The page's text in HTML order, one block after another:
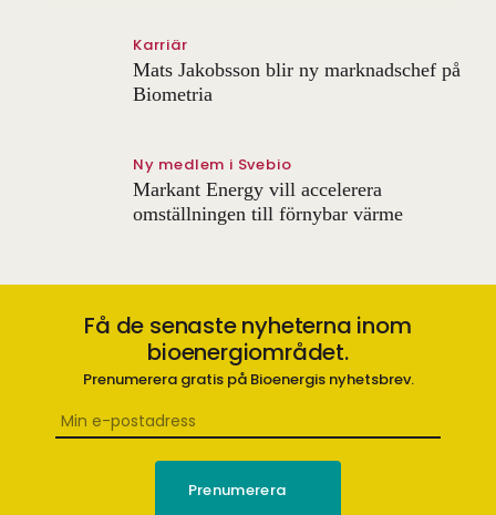
Karriär
Mats Jakobsson blir ny marknadschef på
Biometria
Ny medlem i Svebio
Markant Energy vill accelerera
omställningen till förnybar värme
Få de senaste nyheterna inom
bioenergiområdet.
Prenumerera gratis på Bioenergis nyhetsbrev.